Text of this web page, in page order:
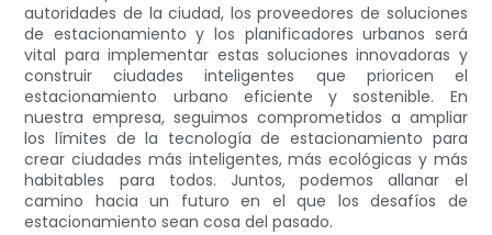
autoridades de la ciudad, los proveedores de soluciones
de estacionamiento y los planificadores urbanos será
vital para implementar estas soluciones innovadoras y
construir ciudades inteligentes que prioricen el
estacionamiento urbano eficiente y sostenible. En
nuestra empresa, seguimos comprometidos a ampliar
los límites de la tecnología de estacionamiento para
crear ciudades más inteligentes, más ecológicas y más
habitables para todos. Juntos, podemos allanar el
camino hacia un futuro en el que los desafíos de
estacionamiento sean cosa del pasado.